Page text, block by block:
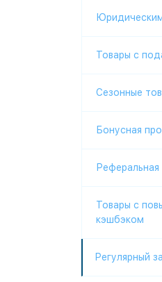
Товары c
Сезонные
Бонусная
Товары с
кэшбэком
Регулярный